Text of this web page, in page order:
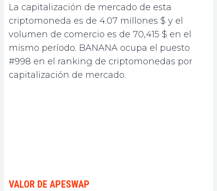
La capitalización de mercado de esta
criptomoneda es de 4.07 millones $ y el
volumen de comercio es de 70,415 $ en el
mismo período. BANANA ocupa el puesto
#998 en el ranking de criptomonedas por
capitalización de mercado.
VALOR DE APESWAP